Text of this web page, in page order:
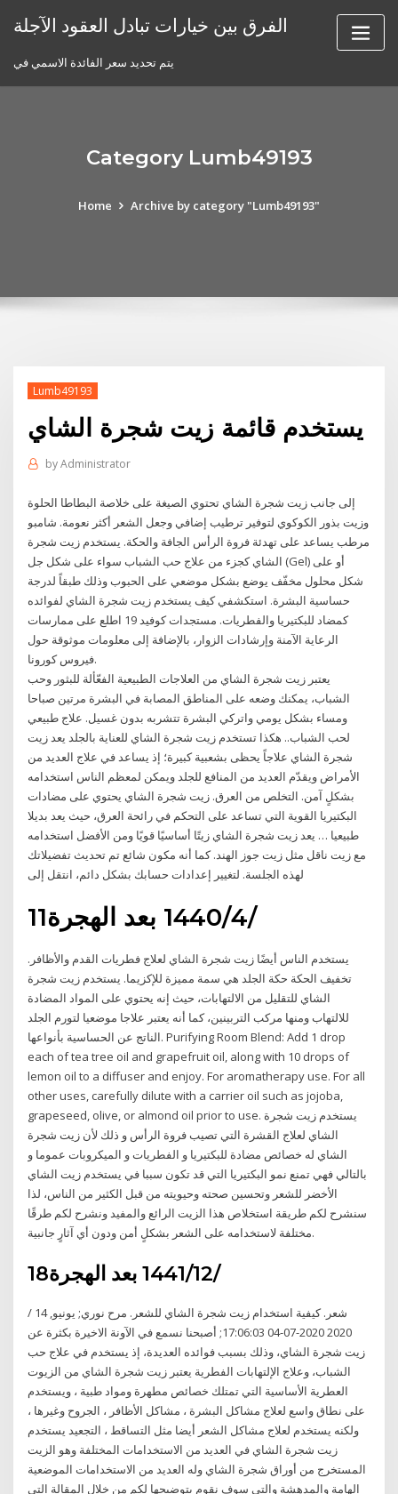
الفرق بين خيارات تبادل العقود الآجلة
يتم تحديد سعر الفائدة الاسمي في
Category Lumb49193
Home Archive by category "Lumb49193"
Lumb49193
يستخدم قائمة زيت شجرة الشاي
byAdministrator
إلى جانب زيت شجرة الشاي تحتوي الصيغة على خلاصة البطاطا الحلوة
وزيت بذور الكوكوي لتوفير ترطيب إضافي وجعل الشعر أكثر نعومة. شامبو
مرطب يساعد على تهدئة فروة الرأس الجافة والحكة. يستخدم زيت شجرة
الشاي كجزء من علاج حب الشباب سواء على شكل جل (Gel) أو على
شكل محلول مخفّف يوضع بشكل موضعي على الحبوب وذلك طبقاً لدرجة
حساسية البشرة. استكشفي كيف يستخدم زيت شجرة الشاي لفوائده
كمضاد للبكتيريا والفطريات. مستجدات كوفيد 19 اطلع على ممارسات
الرعاية الآمنة وإرشادات الزوار، بالإضافة إلى معلومات موثوقة حول
فيروس كورونا.
يعتبر زيت شجرة الشاي من العلاجات الطبيعية الفعّألة للبثور وحب
الشباب، يمكنك وضعه على المناطق المصابة في البشرة مرتين صباحا
ومساء بشكل يومي واتركي البشرة تتشربه بدون غسيل. علاج طبيعي
لحب الشباب.. هكذا تستخدم زيت شجرة الشاي للعناية بالجلد يعد زيت
شجرة الشاي علاجاً يحظى بشعبية كبيرة؛ إذ يساعد في علاج العديد من
الأمراض ويقدّم العديد من المنافع للجلد ويمكن لمعظم الناس استخدامه
بشكلٍ آمن. التخلص من العرق. زيت شجرة الشاي يحتوي على مضادات
البكتيريا القوية التي تساعد على التحكم في رائحة العرق، حيث يعد بديلا
طبيعيا … يعد زيت شجرة الشاي زيتًا أساسيًا قويًا ومن الأفضل استخدامه
مع زيت ناقل مثل زيت جوز الهند. كما أنه مكون شائع تم تحديث تفضيلاتك
لهذه الجلسة. لتغيير إعدادات حسابك بشكل دائم، انتقل إلى
11‏‏/4‏‏/1440 بعد الهجرة
يستخدم الناس أيضًا زيت شجرة الشاي لعلاج فطريات القدم والأظافر.
تخفيف الحكة حكة الجلد هي سمة مميزة للإكزيما. يستخدم زيت شجرة
الشاي للتقليل من الالتهابات، حيث إنه يحتوي على المواد المضادة
للالتهاب ومنها مركب التربينين، كما أنه يعتبر علاجا موضعيا لتورم الجلد
الناتج عن الحساسية بأنواعها. Purifying Room Blend: Add 1 drop
each of tea tree oil and grapefruit oil, along with 10 drops of
lemon oil to a diffuser and enjoy. For aromatherapy use. For all
other uses, carefully dilute with a carrier oil such as jojoba,
grapeseed, olive, or almond oil prior to use. يستخدم زيت شجرة
الشاي لعلاج القشرة التي تصيب فروة الرأس و ذلك لأن زيت شجرة
الشاي له خصائص مضادة للبكتيريا و الفطريات و الميكروبات عموما و
بالتالي فهي تمنع نمو البكتيريا التي قد تكون سببا في يستخدم زيت الشاي
الأخضر للشعر وتحسين صحته وحيويته من قبل الكثير من الناس، لذا
سنشرح لكم طريقة استخلاص هذا الزيت الرائع والمفيد ونشرح لكم طرقًا
مختلفة لاستخدامه على الشعر بشكلٍ أمن ودون أي آثارٍ جانبية.
18‏‏/12‏‏/1441 بعد الهجرة
شعر. كيفية استخدام زيت شجرة الشاي للشعر. مرح نوري; يونيو, 14 /
2020 2020-07-04 17:06:03; أصبحنا نسمع في الآونة الاخيرة بكثرة عن
زيت شجرة الشاي، وذلك بسبب فوائده العديدة، إذ يستخدم في علاج حب
الشباب، وعلاج الإلتهابات الفطرية يعتبر زيت شجرة الشاي من الزيوت
العطرية الأساسية التي تمتلك خصائص مطهرة ومواد طبية ، ويستخدم
على نطاق واسع لعلاج مشاكل البشرة ، مشاكل الأظافر ، الجروح وغيرها ،
ولكنه يستخدم لعلاج مشاكل الشعر أيضا مثل التساقط ، التجعيد يستخدم
زيت شجرة الشاي في العديد من الاستخدامات المختلفة وهو الزيت
المستخرج من أوراق شجرة الشاي وله العديد من الاستخدامات الموضعية
الهامة والمدهشة والتي سوف نقوم بتوضيحها لكم من خلال المقالة التي